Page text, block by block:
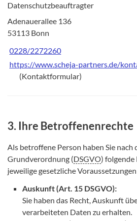
Datenschutzbeauftragter
Adenauerallee 136
53113 Bonn
0228/2272260
https://www.scheja-partners.de/
(Kontaktformular)
3. Ihre Betroffenenrechte
Als betroffene Person haben Sie nach
Grundverordnung (DSGVO) folgende
jeweilige gesetzliche
Auskunft (Art. 15 DSGVO):
Sie haben das Recht, Auskunft
verarbeiteten Daten zu erhalten.